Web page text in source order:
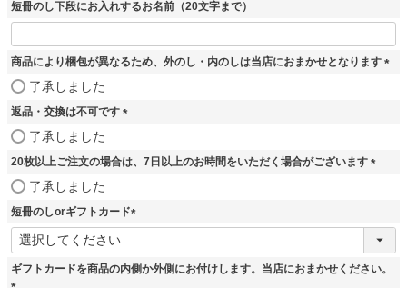
須
)
短冊のし下段にお入れするお名前（20文字まで）
商品により梱包が異なるため、外のし・内のしは当店におまかせとなります
了承しました
返品・交換は不可です
須
了承しました
20枚以上ご注文の場合は、7日以上のお時間をいただく場合がございます
)
了承しました
短冊のしorギフトカード
(
須
ギフトカードを商品の内側か外側にお付けします。当店におまかせください。